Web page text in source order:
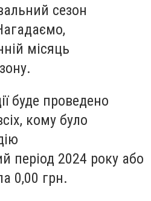
сезон
місяць
.
буде проведено
кому було
період 2024 року або
0,00 грн.